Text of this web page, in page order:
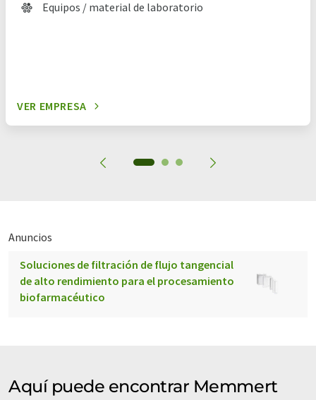
Equipos / material de laboratorio
VER EMPRESA
Anuncios
Soluciones de filtración de flujo tangencial
de alto rendimiento para el procesamiento
biofarmacéutico
Aquí puede encontrar Memmert